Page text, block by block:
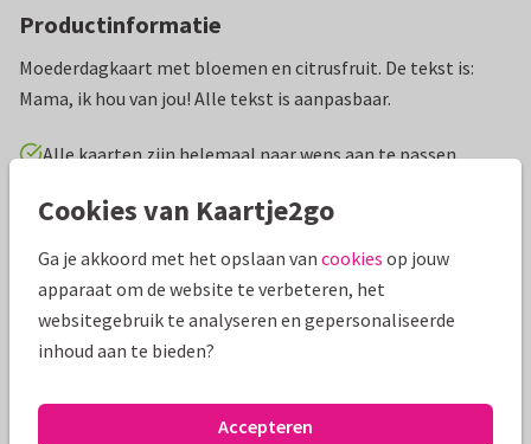
Productinformatie
Moederdagkaart met bloemen en citrusfruit. De tekst is:
Mama, ik hou van jou! Alle tekst is aanpasbaar.
Alle kaarten zijn helemaal naar wens aan te passen
Moederdag kaarten Fishuals
Specificaties bij deze kaart
Papiersoort: Kies uit 6 luxe papiersoorten
Envelop: Witte vensterenvelop
Cookies van Kaartje2go
Ga je akkoord met het opslaan van cookies op jouw
apparaat om de website te verbeteren, het
websitegebruik te analyseren en gepersonaliseerde
inhoud aan te bieden?
Accepteren